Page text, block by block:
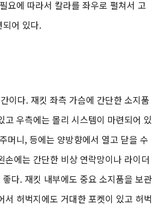
요에 따라서 칼라를 좌우로 펼쳐서 고
어 있다.
이다. 재킷 좌측 가슴에 간단한 소지품
고 우측에는 몰리 시스템이 마련되어 있
머니, 등에는 양방향에서 열고 닫을 수
손에는 간단한 비상 연락망이나 라이더
다. 재킷 내부에도 중요 소지품을 보관
서 허벅지에도 거대한 포켓이 있고 허벅